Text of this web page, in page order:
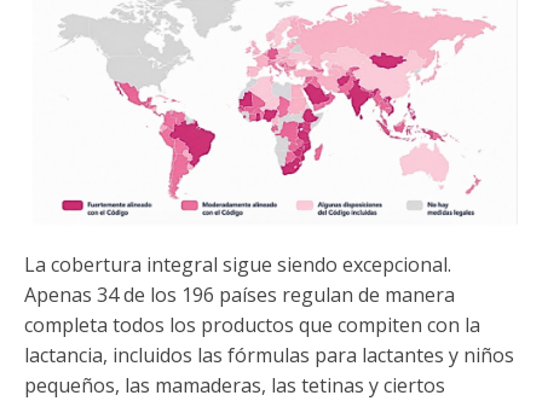
La cobertura integral sigue siendo excepcional.
Apenas 34 de los 196 países regulan de manera
completa todos los productos que compiten con la
lactancia, incluidos las fórmulas para lactantes y niños
pequeños, las mamaderas, las tetinas y ciertos